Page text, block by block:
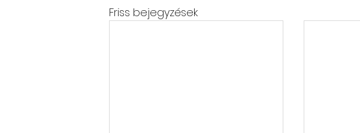
Friss bejegyzések